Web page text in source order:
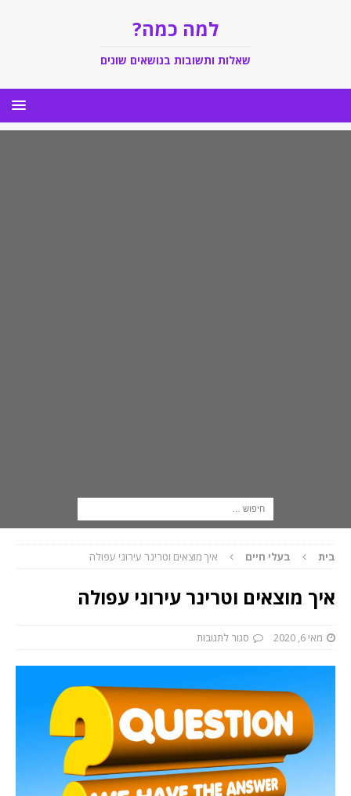
למה כמה?
שאלות ותשובות בנושאים שונים
בית בעלי חיים איך מוצאים וטרינר עירוני עפולה
איך מוצאים וטרינר עירוני עפולה
מאי 6, 2020 סגור לתגובות